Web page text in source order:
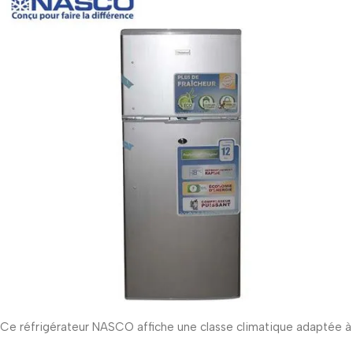
Ce réfrigérateur NASCO affiche une classe climatique adaptée à